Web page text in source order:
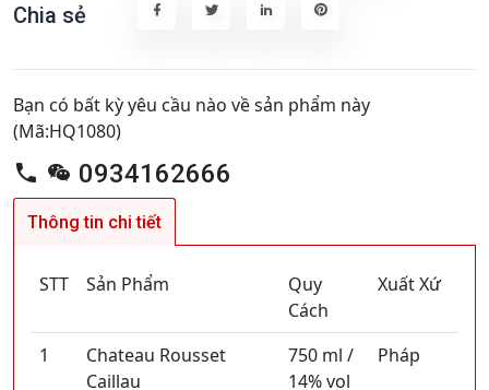
Chia sẻ
Bạn có bất kỳ yêu cầu nào về sản phẩm này
(Mã:HQ1080)
0934162666
Thông tin chi tiết
STT Sản Phẩm
Quy
Cách
Xuất Xứ
1
Chateau Rousset
Caillau
750 ml /
14% vol
Pháp